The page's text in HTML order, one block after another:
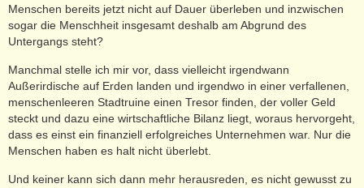
Menschen bereits jetzt nicht auf Dauer überleben und inzwischen
sogar die Menschheit insgesamt deshalb am Abgrund des
Untergangs steht?
Manchmal stelle ich mir vor, dass vielleicht irgendwann
Außerirdische auf Erden landen und irgendwo in einer verfallenen,
menschenleeren Stadtruine einen Tresor finden, der voller Geld
steckt und dazu eine wirtschaftliche Bilanz liegt, woraus hervorgeht,
dass es einst ein finanziell erfolgreiches Unternehmen war. Nur die
Menschen haben es halt nicht überlebt.
Und keiner kann sich dann mehr herausreden, es nicht gewusst zu